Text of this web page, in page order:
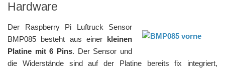
Hardware
Der Raspberry Pi Luftruck Sensor
BMP085 besteht aus einer kleinen
Platine mit 6 Pins. Der Sensor und
die Widerstände sind auf der Platine bereits fix integriert,